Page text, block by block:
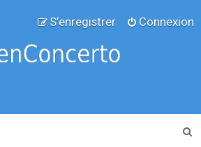
Connexion
S’enregistrer